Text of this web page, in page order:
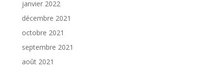
janvier 2022
décembre 2021
octobre 2021
septembre 2021
août 2021